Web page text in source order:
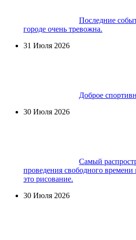
Последние
городе очень тревожна.
31 Июля 2026
Доброе
30 Июля 2026
Самый
проведения свободного
это рисование.
30 Июля 2026